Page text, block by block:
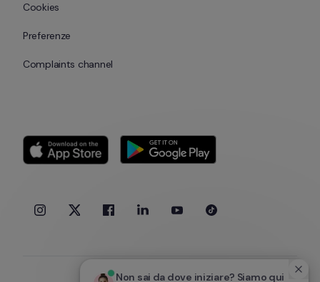
Non sai da dove iniziare? Siamo qui
Cookies
Preferenze
Complaints channel